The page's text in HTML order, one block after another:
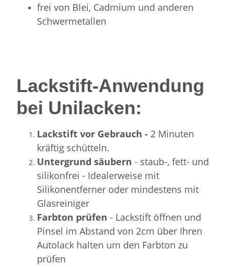
frei von Blei, Cadmium und anderen
Schwermetallen
Lackstift-Anwendung
bei Unilacken:
Lackstift vor Gebrauch - 2 Minuten
kräftig schütteln.
Untergrund säubern - staub-, fett- und
silikonfrei - Idealerweise mit
Silikonentferner oder mindestens mit
Glasreiniger
Farbton prüfen - Lackstift öffnen und
Pinsel im Abstand von 2cm über Ihren
Autolack halten um den Farbton zu
prüfen